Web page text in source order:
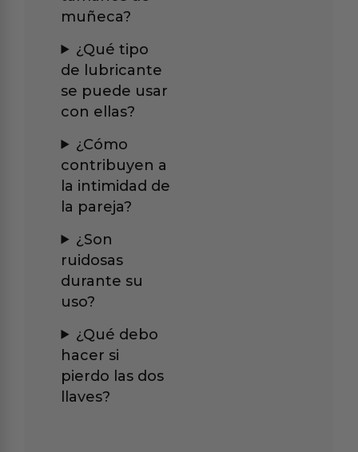
muñeca?
¿Qué tipo
de lubricante
se puede usar
con ellas?
¿Cómo
contribuyen a
la intimidad de
la pareja?
¿Son
ruidosas
durante su
uso?
¿Qué debo
hacer si
pierdo las dos
llaves?